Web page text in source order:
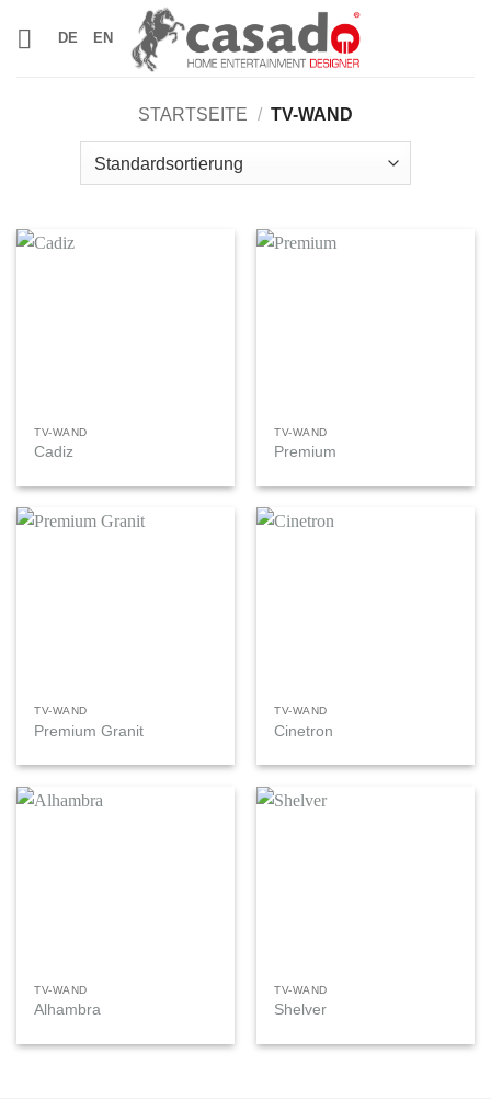
DE EN
STARTSEITE / TV-WAND
TV-WAND
Cadiz
TV-WAND
Premium
TV-WAND
Premium Granit
TV-WAND
Cinetron
TV-WAND
Alhambra
TV-WAND
Shelver